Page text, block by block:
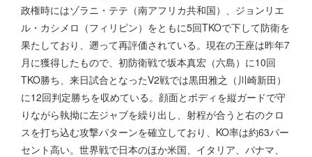
政権時にはゾラニ・テテ（南アフリカ共和国）、ジョンリエ
ル・カシメロ（フィリピン）をともに5回TKOで下して防衛を
果たしており、遡って再評価されている。現在の王座は昨年7
月に獲得したもので、初防衛戦で坂本真宏（六島）に10回
TKO勝ち、来日試合となったV2戦では黒田雅之（川崎新田）
に12回判定勝ちを収めている。顔面とボディを縦ガードで守
りながら執拗に左ジャブを繰り出し、射程が合うと右のクロ
スを打ち込む攻撃パターンを確立しており、KO率は約63パー
セント高い。世界戦で日本のほか米国、イタリア、パナマ、